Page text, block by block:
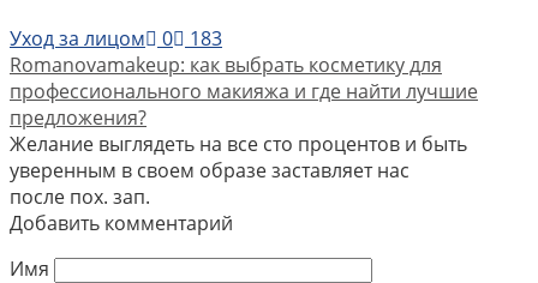
Уход за лицом
0
183
Romanovamakeup: как выбрать косметику для
профессионального макияжа и где найти лучшие
предложения?
Желание выглядеть на все сто процентов и быть
уверенным в своем образе заставляет нас
после пох. зап.
Добавить комментарий
Имя